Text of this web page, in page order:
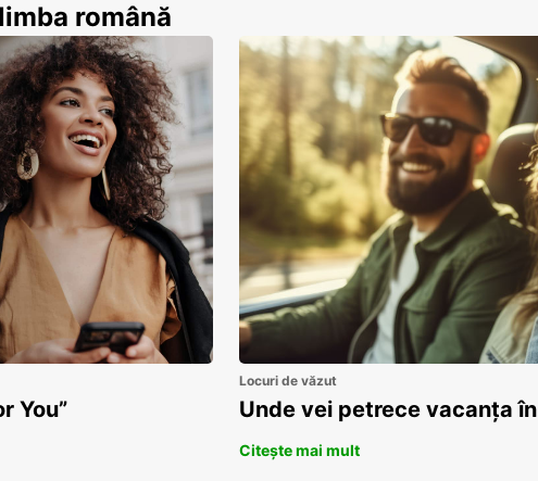
română
You”
Locuri de văzut
Unde vei petrece vacanța
Citește mai mult